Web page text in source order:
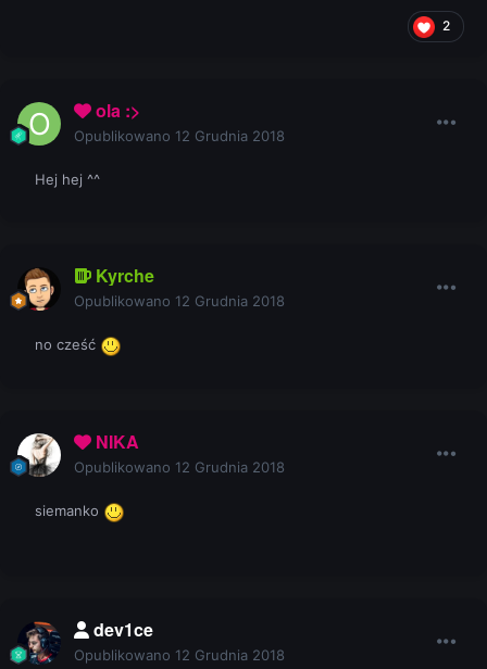
2
ola :>
Opublikowano 12 Grudnia 2018
Hej hej ^^
Kyrche
Opublikowano 12 Grudnia 2018
no cześć
NIKA
Opublikowano 12 Grudnia 2018
siemanko
dev1ce
Opublikowano 12 Grudnia 2018